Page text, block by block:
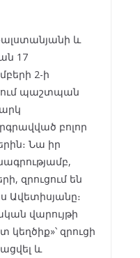
և
17
2-ի
պաշտպան
բոլոր
Նա իր
զրուցում են
Ավետիսյանը։
վարույթի
կեղծիք»՝ զրուցի
և